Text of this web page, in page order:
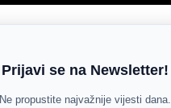
Prijavi se na Newsletter!
Ne propustite najvažnije vijesti dana.